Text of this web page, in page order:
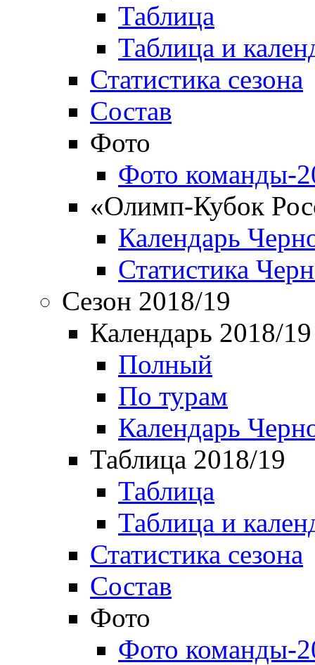
Таблица
Таблица и
Статистика сезона
Состав
Фото
Фото команды-
«Олимп-Кубок
Календарь
Статистика
Сезон 2018/19
Календарь 2018/19
Полный
По турам
Календарь
Таблица 2018/19
Таблица
Таблица и
Статистика сезона
Состав
Фото
Фото команды-